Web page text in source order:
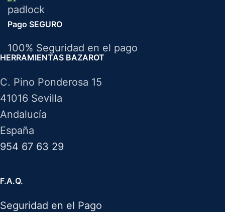
Pago SEGURO
100% Seguridad en el pago
HERRAMIENTAS BAZAROT
C. Pino Ponderosa 15
41016 Sevilla
Andalucía
España
954 67 63 29
F.A.Q.
Seguridad en el Pago